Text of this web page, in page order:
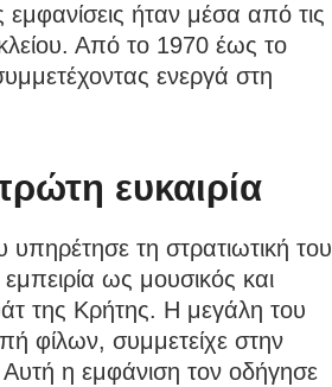
ήταν μέσα από τις
Από το 1970 έως το
ενεργά στη
ευκαιρία
τη στρατιωτική του
ως μουσικός και
της Κρήτης. Η μεγάλη του
φίλων, συμμετείχε στην
η εμφάνιση τον οδήγησε